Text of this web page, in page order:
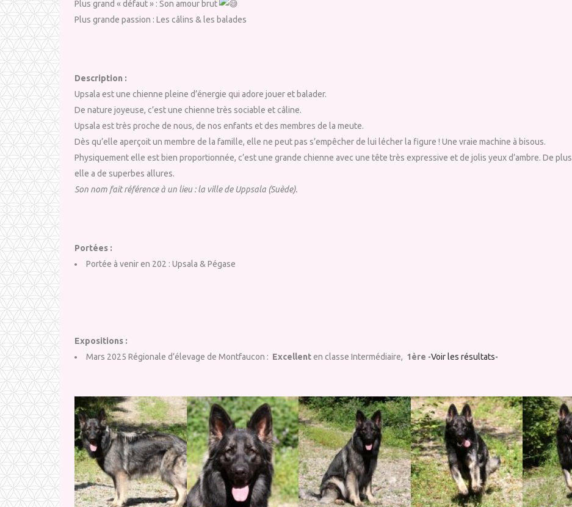
Plus grand « défaut » : Son amour brut
Plus grande passion : Les câlins & les balades
Description :
Upsala est une chienne pleine d’énergie qui adore jouer et balader.
De nature joyeuse, c’est une chienne très sociable et câline.
Upsala est très proche de nous, de nos enfants et des membres de la meute.
Dès qu’elle aperçoit un membre de la famille, elle ne peut pas s’empêcher de lui lécher la figure ! Une vraie machine à bisous.
Physiquement elle est bien proportionnée, c’est une grande chienne avec une tête très expressive et de jolis yeux d’ambre. De plus
elle a de superbes allures.
Son nom fait référence à un lieu : la ville de Uppsala (Suède).
Portées :
Portée à venir en 202 : Upsala & Pégase
Expositions :
Mars 2025 Régionale d’élevage de Montfaucon : Excellenten classe Intermédiaire, 1ère -Voir les résultats-